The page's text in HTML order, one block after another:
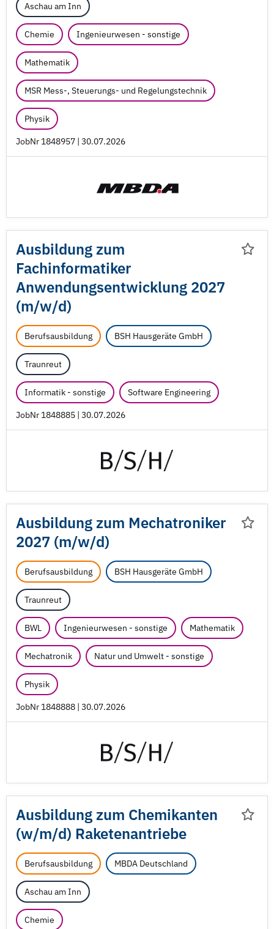
Aschau am Inn
Chemie Ingenieurwesen - sonstige
Mathematik
MSR Mess-, Steuerungs- und Regelungstechnik
Physik
JobNr 1848957 | 30.07.2026
Ausbildung zum
Fachinformatiker
Anwendungsentwicklung 2027
(m/w/d)
Berufsausbildung BSH Hausgeräte GmbH
Traunreut
Informatik - sonstige Software Engineering
JobNr 1848885 | 30.07.2026
Ausbildung zum Mechatroniker
2027 (m/w/d)
Berufsausbildung BSH Hausgeräte GmbH
Traunreut
BWL Ingenieurwesen - sonstige Mathematik
Mechatronik Natur und Umwelt - sonstige
Physik
JobNr 1848888 | 30.07.2026
Ausbildung zum Chemikanten
(w/m/d) Raketenantriebe
Berufsausbildung MBDA Deutschland
Aschau am Inn
Chemie